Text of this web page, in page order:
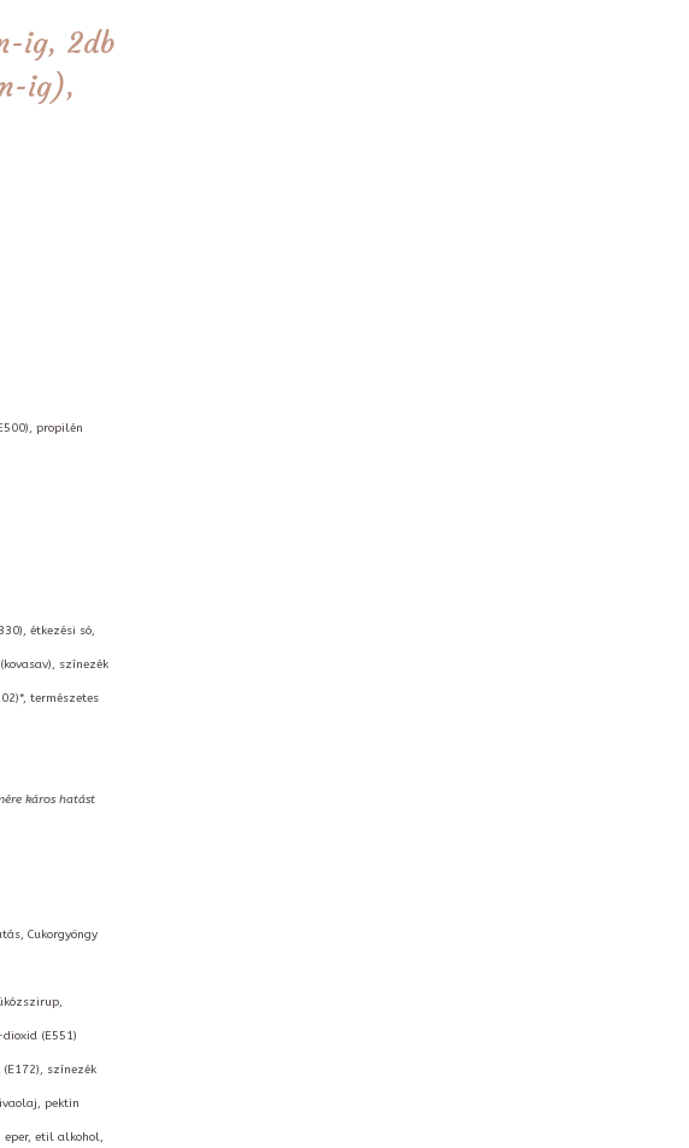
ig, 2db
ig),
propilén
étkezési só,
színezék
természetes
káros hatást
Cukorgyöngy
(E551)
színezék
pektin
eper, etil alkohol,